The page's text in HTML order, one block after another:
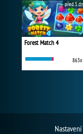
Forest Match 4
863x
před 5
Nastavení